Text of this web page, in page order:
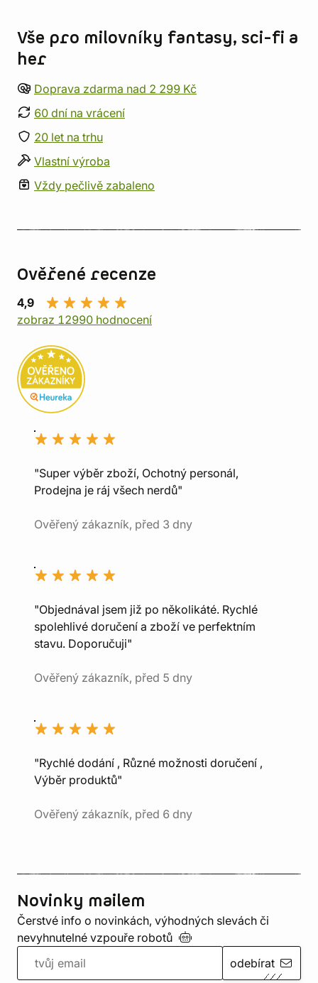
Vše pro milovníky fantasy, sci-fi a
her
Doprava zdarma nad 2 299 Kč
60 dní na vrácení
20 let na trhu
Vlastní výroba
Vždy pečlivě zabaleno
Ověřené recenze
4,9
zobraz 12990 hodnocení
"Super výběr zboží, Ochotný personál,
Prodejna je ráj všech nerdů"
Ověřený zákazník, před 3 dny
"Objednával jsem již po několikáté. Rychlé
spolehlivé doručení a zboží ve perfektním
stavu. Doporučuji"
Ověřený zákazník, před 5 dny
"Rychlé dodání , Různé možnosti doručení ,
Výběr produktů"
Ověřený zákazník, před 6 dny
Novinky mailem
Čerstvé info o novinkách, výhodných slevách či
nevyhnutelné vzpouře robotů
odebírat